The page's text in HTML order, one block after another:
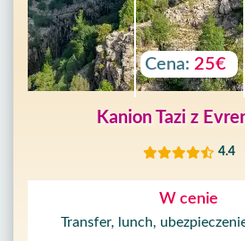
Cena: 25€
Kanion Tazi z
4.4
W cenie
Transfer, lunch,